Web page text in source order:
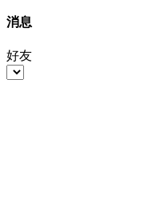
消息
好友